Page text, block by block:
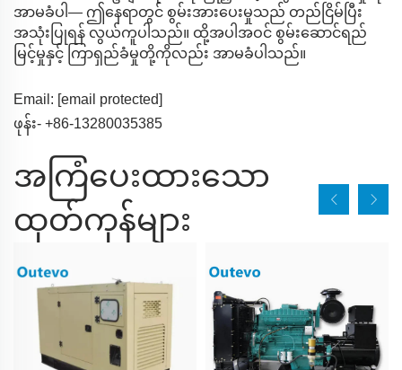
အာမခံပါ— ဤနေရာတွင် စွမ်းအားပေးမှုသည် တည်ငြိမ်ပြီး
အသုံးပြုရန် လွယ်ကူပါသည်။ ထို့အပါအဝင် စွမ်းဆောင်ရည်
မြင့်မှုနှင့် ကြာရှည်ခံမှုတို့ကိုလည်း အာမခံပါသည်။
Email: [email protected]
ဖုန်း- +86-13280035385
အကြံပေးထားသော
ထုတ်ကုန်များ